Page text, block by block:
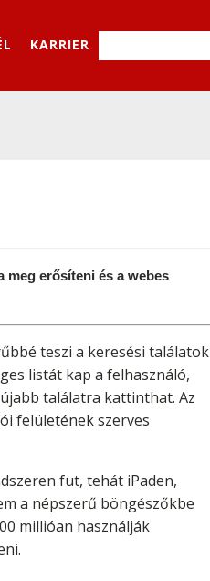
KARRIER
meg erősíteni és a webes
teszi a keresési találatok
listát kap a felhasználó,
találatra kattinthat. Az
felületének szerves
fut, tehát iPaden,
a népszerű böngészőkbe
millióan használják